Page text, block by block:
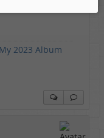
My 2023 Album